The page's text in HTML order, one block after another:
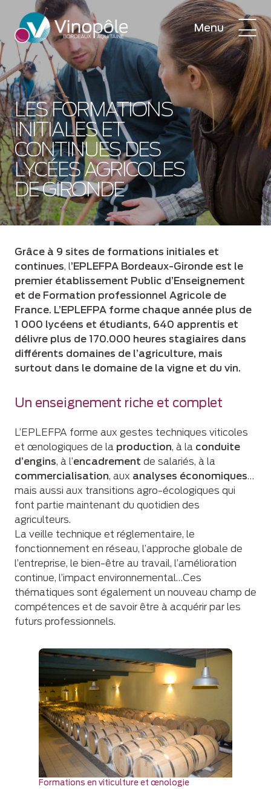
Menu
LES FORMATIONS
INITIALES ET
CONTINUES DES
LYCÉES AGRICOLES
DE GIRONDE
Grâce à 9 sites de formations initiales et
continues, l’EPLEFPA Bordeaux-Gironde est le
premier établissement Public d’Enseignement
et de Formation professionnel Agricole de
France. L’EPLEFPA forme chaque année plus de
1 000 lycéens et étudiants, 640 apprentis et
délivre plus de 170.000 heures stagiaires dans
différents domaines de l’agriculture, mais
surtout dans le domaine de la vigne et du vin.
Un enseignement riche et complet
L’EPLEFPA forme aux gestes techniques viticoles
et œnologiques de la production, à la conduite
d’engins, à l’encadrement de salariés, à la
commercialisation, aux analyses économiques…
mais aussi aux transitions agro-écologiques qui
font partie maintenant du quotidien des
agriculteurs.
La veille technique et réglementaire, le
fonctionnement en réseau, l’approche globale de
l’entreprise, le bien-être au travail, l’amélioration
continue, l’impact environnemental…Ces
thématiques sont également un nouveau champ de
compétences et de savoir être à acquérir par les
futurs professionnels.
Formations en viticulture et œnologie